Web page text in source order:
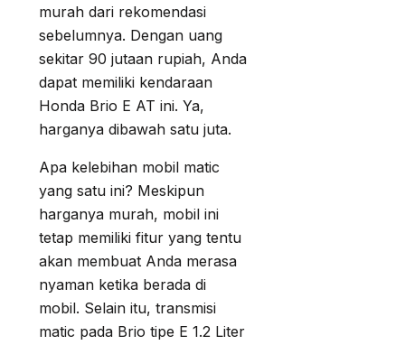
murah dari rekomendasi
sebelumnya. Dengan uang
sekitar 90 jutaan rupiah, Anda
dapat memiliki kendaraan
Honda Brio E AT ini. Ya,
harganya dibawah satu juta.
Apa kelebihan mobil matic
yang satu ini? Meskipun
harganya murah, mobil ini
tetap memiliki fitur yang tentu
akan membuat Anda merasa
nyaman ketika berada di
mobil. Selain itu, transmisi
matic pada Brio tipe E 1.2 Liter